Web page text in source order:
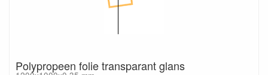
Polypropeen folie transparant glans